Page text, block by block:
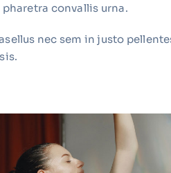
convallis urna.
nec sem in justo